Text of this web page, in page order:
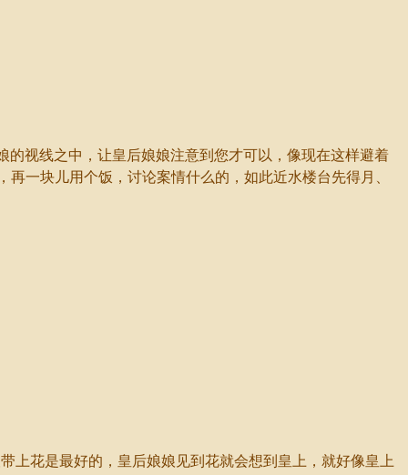
视线之中，让皇后娘娘注意到您才可以，像现在这样避着
一块儿用个饭，讨论案情什么的，如此近水楼台先得月、
花是最好的，皇后娘娘见到花就会想到皇上，就好像皇上